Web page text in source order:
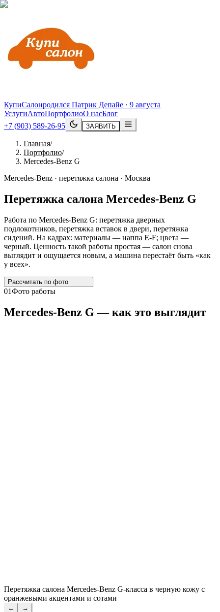
КупиСалонродился Патрик Депайе · 9 августа
УслугиАвтоПортфолиоО насБлог
+7 (903) 589-26-95
ЗАЯВИТЬ
Главная/
Портфолио/
Mercedes-Benz G
Mercedes-Benz · перетяжка салона · Москва
Перетяжка салона Mercedes-Benz G
Работа по Mercedes-Benz G: перетяжка дверных
подлокотников, перетяжка вставок в двери, перетяжка
сидений. На кадрах: материалы — наппа E-F; цвета —
черный. Ценность такой работы простая — салон снова
выглядит и ощущается новым, а машина перестаёт быть «как
у всех».
Рассчитать по фото
01Фото работы
Mercedes-Benz G — как это выглядит
Перетяжка салона Mercedes-Benz G-класса в черную кожу с
оранжевыми акцентами и сотами
← →